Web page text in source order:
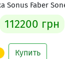
Sonus Faber
112200 грн
Купить